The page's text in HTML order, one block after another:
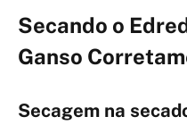
Secando o
Ganso
Secagem na